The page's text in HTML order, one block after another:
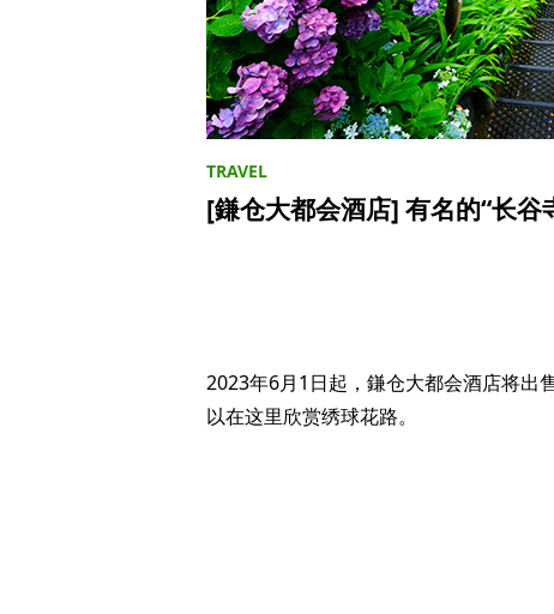
[鎌仓大都会酒店] 有名的“长
2023年6月1日起，鎌仓大都会酒店将出
以在这里欣赏绣球花路。